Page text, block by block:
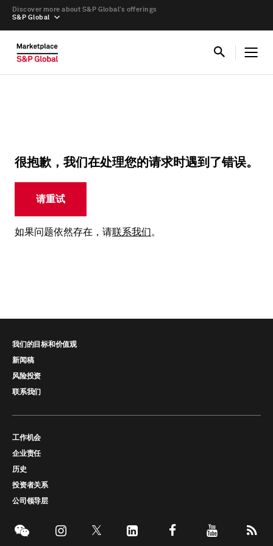
S&P Global
Discover more about S&P Global’s offerings
很抱歉，我们在处理您的请求时遇到了错误。
请重试
如果问题依然存在，请联系我们。
我们的目标和价值观
新闻稿
风险投资
联系我们
工作机会
企业责任
历史
投资者关系
公司领导层